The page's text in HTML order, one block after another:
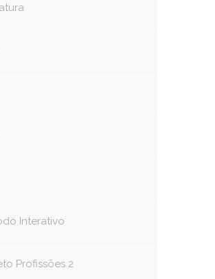
Interativo
Profissões 2